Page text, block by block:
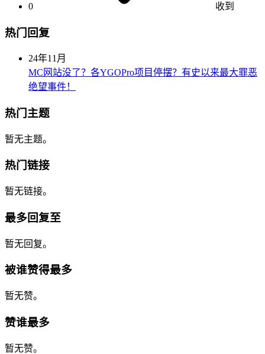
0 收到
热门回复
24年11月
MC网站没了？各YGOPro项目停摆？有史以来最大罪恶
绝望事件！
热门主题
暂无主题。
热门链接
暂无链接。
最多回复至
暂无回复。
被谁赞得最多
暂无赞。
赞谁最多
暂无赞。